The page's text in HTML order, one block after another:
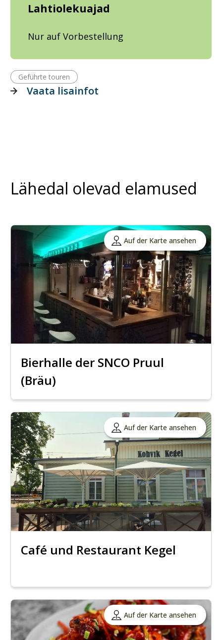
Lahtiolekuajad
Nur auf Vorbestellung
Geführte touren
Vaata lisainfot
Lähedal olevad elamused
Auf der Karte ansehen
Bierhalle der SNCO Pruul
(Bräu)
Auf der Karte ansehen
Café und Restaurant Kegel
Auf der Karte ansehen